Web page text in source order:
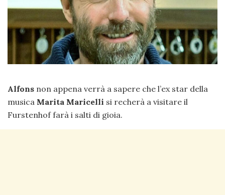
Alfons non appena verrà a sapere che l’ex star della
musica Marita Maricelli si recherà a visitare il
Furstenhof farà i salti di gioia.